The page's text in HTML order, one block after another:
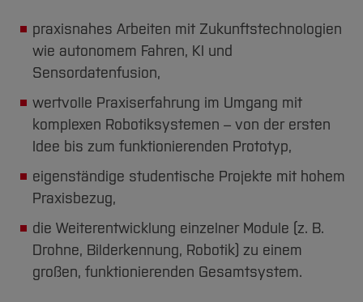
praxisnahes Arbeiten mit Zukunftstechnologien
wie autonomem Fahren, KI und
Sensordatenfusion,
wertvolle Praxiserfahrung im Umgang mit
komplexen Robotiksystemen – von der ersten
Idee bis zum funktionierenden Prototyp,
eigenständige studentische Projekte mit hohem
Praxisbezug,
die Weiterentwicklung einzelner Module (z. B.
Drohne, Bilderkennung, Robotik) zu einem
großen, funktionierenden Gesamtsystem.